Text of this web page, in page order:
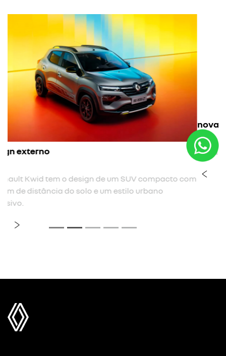
nova cor
Nova cor de carroceria cinza cassiopée.